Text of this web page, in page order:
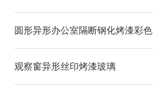
观察窗异形丝印烤漆玻璃